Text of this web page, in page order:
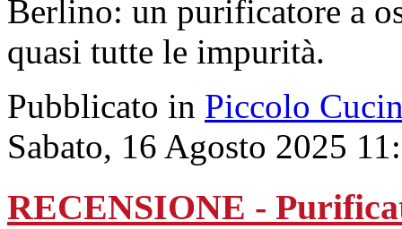
Berlino: un purificatore a
quasi tutte le impurità.
Pubblicato in Piccolo
Sabato, 16 Agosto 2025
RECENSIONE -